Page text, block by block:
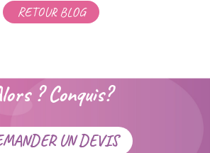
RETOUR BLOG
? Conquis?
UN DEVIS